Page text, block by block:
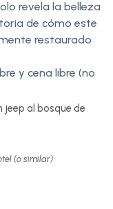
revela la belleza
de cómo este
restaurado
y cena libre (no
jeep al bosque de
(o similar)